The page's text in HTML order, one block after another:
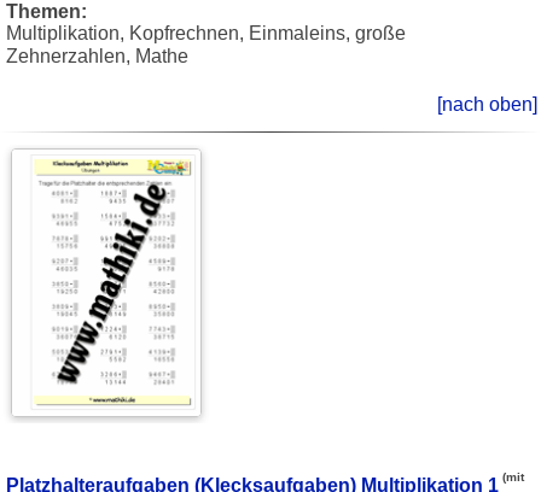
Themen:
Multiplikation, Kopfrechnen, Einmaleins, große
Zehnerzahlen, Mathe
[nach oben]
Platzhalteraufgaben (Klecksaufgaben) Multiplikation 1 (mit